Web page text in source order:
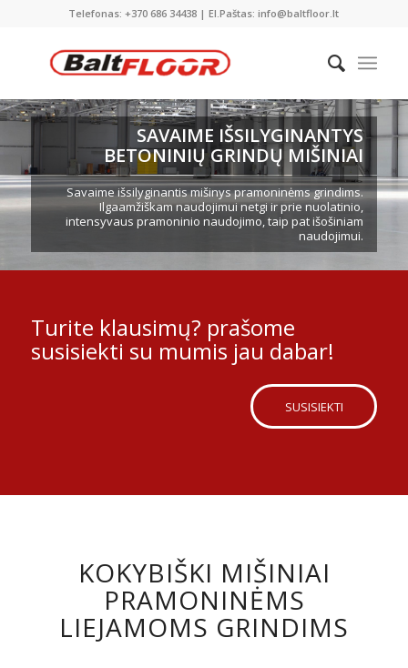
Telefonas: +370 686 34438 | El.Paštas: info@baltfloor.lt
SAVAIME IŠSILYGINANTYS
BETONINIŲ GRINDŲ MIŠINIAI
Savaime išsilyginantis mišinys pramoninėms grindims.
Ilgaamžiškam naudojimui netgi ir prie nuolatinio,
intensyvaus pramoninio naudojimo, taip pat išošiniam
naudojimui.
Turite klausimų? prašome
susisiekti su mumis jau dabar!
SUSISIEKTI
KOKYBIŠKI MIŠINIAI
PRAMONINĖMS
LIEJAMOMS GRINDIMS